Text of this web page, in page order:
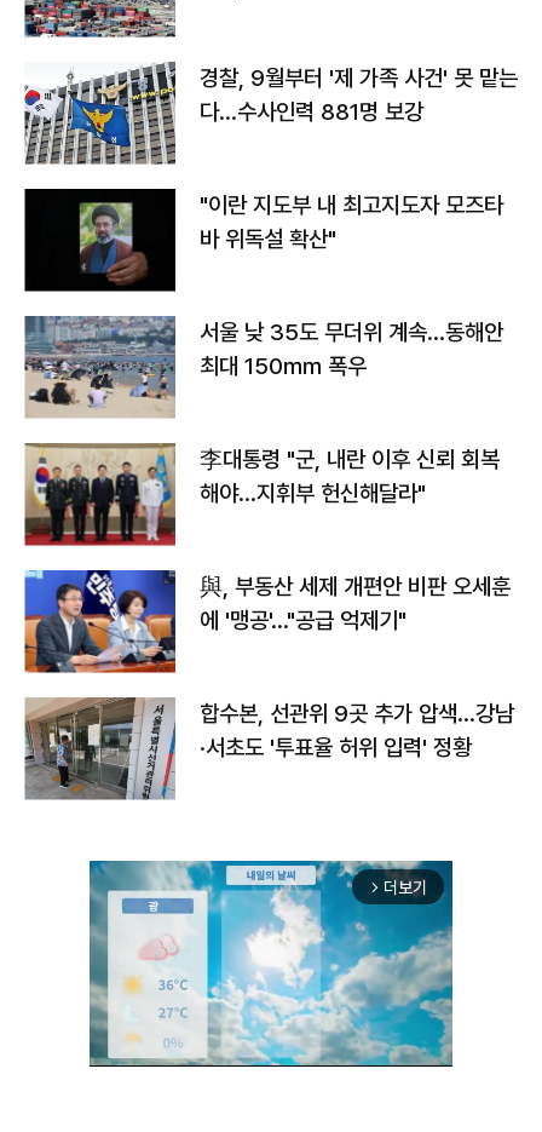
경찰, 9월부터 '제 가족 사건' 못 맡는
다…수사인력 881명 보강
"이란 지도부 내 최고지도자 모즈타
바 위독설 확산"
서울 낮 35도 무더위 계속…동해안
최대 150㎜ 폭우
李대통령 "군, 내란 이후 신뢰 회복
해야…지휘부 헌신해달라"
與, 부동산 세제 개편안 비판 오세훈
에 '맹공'…"공급 억제기"
합수본, 선관위 9곳 추가 압색…강남
·서초도 '투표율 허위 입력' 정황
arrow_forward_ios 더보기